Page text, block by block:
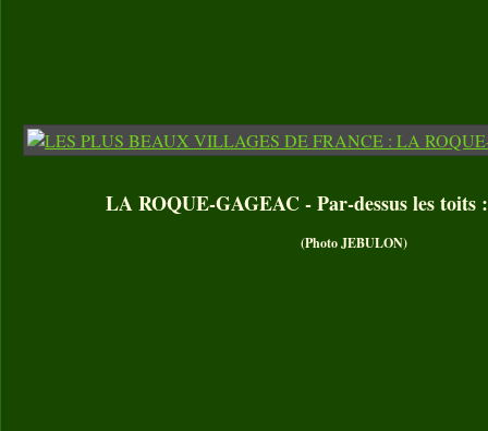
LA ROQUE-GAGEAC - Par-dessus les toits
(Photo JEBULON)